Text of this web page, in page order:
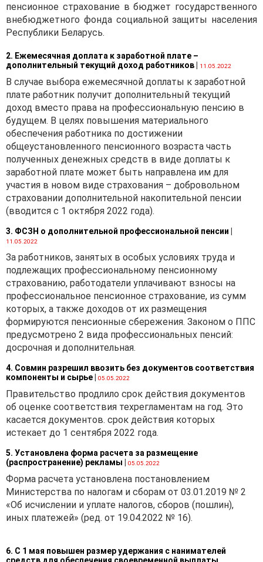
пенсионное страхование в бюджет государственного
внебюджетного фонда социальной защиты населения
Республики Беларусь.
2. Ежемесячная доплата к заработной плате –
дополнительный текущий доход работников| 11.05.2022
В случае выбора ежемесячной доплаты к заработной
плате работник получит дополнительный текущий
доход вместо права на профессиональную пенсию в
будущем. В целях повышения материального
обеспечения работника по достижении
общеустановленного пенсионного возраста часть
полученных денежных средств в виде доплаты к
заработной плате может быть направлена им для
участия в новом виде страхования – добровольном
страховании дополнительной накопительной пенсии
(вводится с 1 октября 2022 года).
3. ФСЗН о дополнительной профессиональной пенсии |
11.05.2022
За работников, занятых в особых условиях труда и
подлежащих профессиональному пенсионному
страхованию, работодатели уплачивают взносы на
профессиональное пенсионное страхование, из сумм
которых, а также доходов от их размещения
формируются пенсионные сбережения. Законом о ППС
предусмотрено 2 вида профессиональных пенсий:
досрочная и дополнительная.
4. Совмин разрешил ввозить без документов соответствия
компоненты и сырье| 05.05.2022
Правительство продлило срок действия документов
об оценке соответствия техрегламентам на год. Это
касается документов. срок действия которых
истекает до 1 сентября 2022 года.
5. Установлена форма расчета за размещение
(распространение) рекламы | 05.05.2022
Форма расчета установлена постановлением
Министерства по налогам и сборам от 03.01.2019 № 2
«Об исчислении и уплате налогов, сборов (пошлин),
иных платежей» (ред. от 19.04.2022 № 16).
6. С 1 мая повышен размер удержания с нанимателей
средств для обеспечения своевременной выплаты